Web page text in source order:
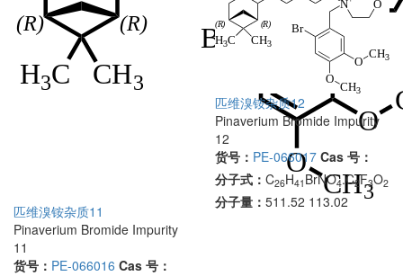
匹维溴铵杂质11
Pinaverium Bromide Impurity
11
货号： PE-066016 Cas 号：
匹维溴铵杂质12
Pinaverium Bromide Impurity
12
货号： PE-066017 Cas 号：
分子式： C26H41 BrNO4.C2F3O2
分子量： 511.52 113.02